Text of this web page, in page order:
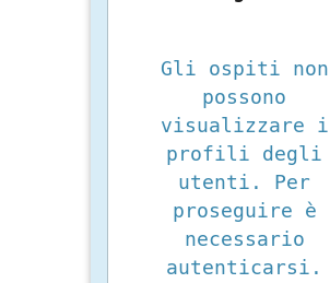
Gli ospiti non
possono
visualizzare i
profili degli
utenti. Per
proseguire è
necessario
autenticarsi.